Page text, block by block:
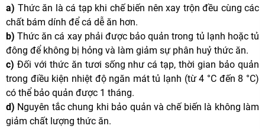
a) Thức ăn là cá tạp khi chế biến nên xay trộn đều cùng các
chất bám dính để cá dễ ăn hơn.
b) Thức ăn cá xay phải được bảo quản trong tủ lạnh hoặc tủ
đông để không bị hỏng và làm giảm sự phân huỷ thức ăn.
c) Đối với thức ăn tươi sống như cá tạp, thời gian bảo quản
trong điều kiện nhiệt độ ngăn mát tủ lạnh (từ 4 °C đến 8 °C)
có thể bảo quản được 1 tháng.
d) Nguyên tắc chung khi bảo quản và chế biến là không làm
giảm chất lượng thức ăn.